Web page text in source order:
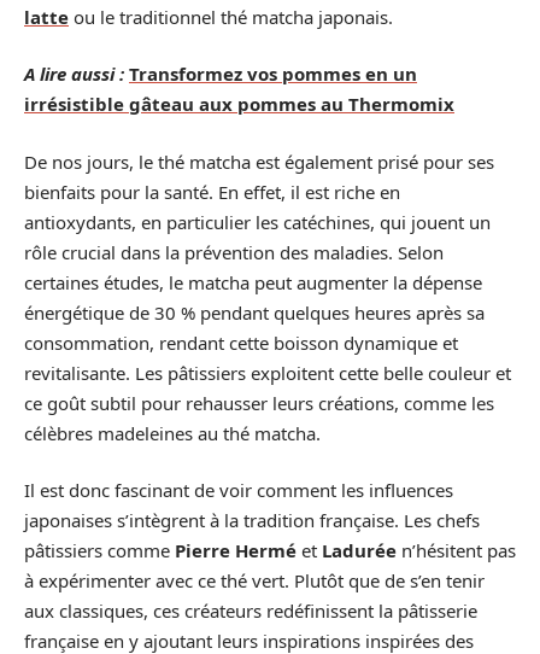
latte ou le traditionnel thé matcha japonais.
A lire aussi : Transformez vos pommes en un
irrésistible gâteau aux pommes au Thermomix
De nos jours, le thé matcha est également prisé pour ses
bienfaits pour la santé. En effet, il est riche en
antioxydants, en particulier les catéchines, qui jouent un
rôle crucial dans la prévention des maladies. Selon
certaines études, le matcha peut augmenter la dépense
énergétique de 30 % pendant quelques heures après sa
consommation, rendant cette boisson dynamique et
revitalisante. Les pâtissiers exploitent cette belle couleur et
ce goût subtil pour rehausser leurs créations, comme les
célèbres madeleines au thé matcha.
Il est donc fascinant de voir comment les influences
japonaises s’intègrent à la tradition française. Les chefs
pâtissiers comme Pierre Hermé et Ladurée n’hésitent pas
à expérimenter avec ce thé vert. Plutôt que de s’en tenir
aux classiques, ces créateurs redéfinissent la pâtisserie
française en y ajoutant leurs inspirations inspirées des